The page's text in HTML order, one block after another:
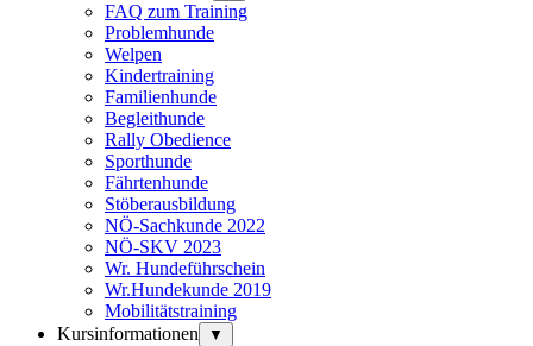
FAQ zum Training
Problemhunde
Welpen
Kindertraining
Familienhunde
Begleithunde
Rally Obedience
Sporthunde
Fährtenhunde
Stöberausbildung
NÖ-Sachkunde 2022
NÖ-SKV 2023
Wr. Hundeführschein
Wr.Hundekunde 2019
Mobilitätstraining
Kursinformationen
▼